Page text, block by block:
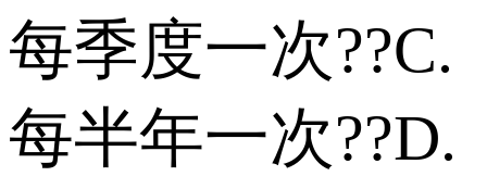
每季度一次??C.
每半年一次??D.